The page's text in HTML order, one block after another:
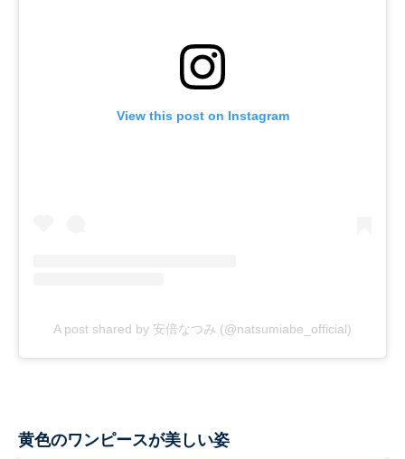
View this post on Instagram
A post shared by 安倍なつみ (@natsumiabe_official)
黄色のワンピースが美しい姿